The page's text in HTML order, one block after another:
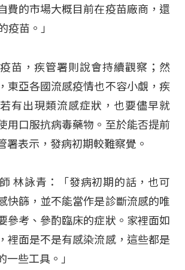
費的市場大概目前在疫苗廠商，還
疫苗。」
苗，疾管署則說會持續觀察；然
東亞各國流感疫情也不容小覷，疾
有出現類流感症狀，也要儘早就
用口服抗病毒藥物。至於能否提前
署表示，發病初期較難察覺。
林詠青：「發病初期的話，也可
快篩，並不能當作是診斷流感的唯
參考、參酌臨床的症狀。家裡面如
裡面是不是有感染流感，這些都是
一些工具。」